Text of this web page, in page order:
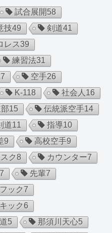
試合展開58
技49 剣道41
レス39
練習法31
空手26
K-118 社会人 16
15 伝統派空手14
道11 指導10
9 高校空手9
ク8 カウンター7
7 先輩7
フック7
ック6
5 那須川天心5